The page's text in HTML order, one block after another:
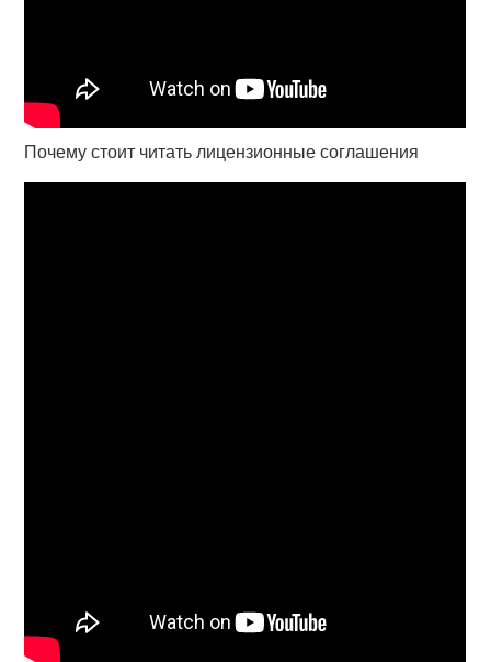
Почему стоит читать лицензионные соглашения